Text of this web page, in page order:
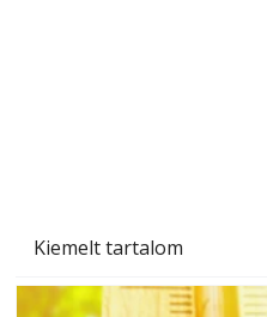
Kiemelt tartalom